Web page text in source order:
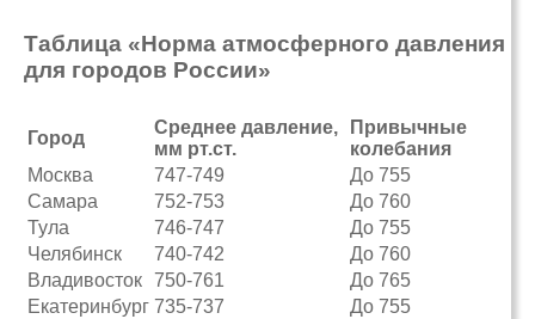
Таблица «Норма атмосферного давления
для городов России»
Город
Среднее давление,
мм рт.ст.
Привычные
колебания
Москва
747-749
До 755
Самара
752-753
До 760
Тула
746-747
До 755
Челябинск
740-742
До 760
Владивосток 750-761
До 765
Екатеринбург 735-737 До 755